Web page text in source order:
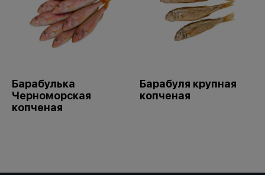
Барабулька
Черноморская
копченая
Барабуля крупная
копченая